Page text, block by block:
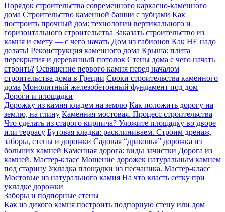
Порядок строительства современного каркасно-каменного
дома Строительство каменной башни с зубцами Как
построить прочный дом: технологии вертикального и
горизонтального строительства Заказать строительство из
камня и смету — с чего начать Дом из габионов Как НЕ надо
делать! Реконструкция каменного дома Крыша: плита
перекрытия и деревянный потолок Стены дома с чего начать
строить? Освящение первого камня перед началом
строительства дома в Греции Сроки строительства каменного
дома Монолитный железобетонный фундамент под дом
Дороги и площадки
Дорожку из камня кладем на землю Как положить дорогу на
землю, на глину Каменная мостовая. Процесс строительства
Что сделать из старого кирпича? Уложите площадку во дворе
или террасу Бутовая кладка: расклиниваем. Строим дренаж,
заборы, стены и дорожки Садовая “драконья” дорожка из
больших камней Каменная дорога: виды зачистки Дорога из
камней. Мастер-класс Мощение дорожек натуральным камнем
под старину Укладка площадки из песчаника. Мастер-класс
Мостовые из натурального камня На что класть сетку при
укладке дорожки
Заборы и подпорные стены
Как из дикого камня построить подпорную стену или дом